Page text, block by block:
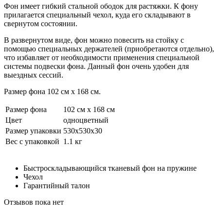
Фон имеет гибкий стальной ободок для растяжки. К фону
прилагается специальный чехол, куда его складывают в
свернутом состоянии.
В развернутом виде, фон можно повесить на стойку с
помощью специальных держателей (приобретаются отдельно),
что избавляет от необходимости применения специальной
системы подвески фона. Данный фон очень удобен для
выездных сессий.
Размер фона 102 см х 168 см.
Размер фона
102 см х 168 см
Цвет
одноцветный
Размер упаковки 530х530х30
Вес с упаковкой 1.1 кг
Быстроскладывающийся тканевый фон на пружине
Чехол
Гарантийный талон
Отзывов пока нет